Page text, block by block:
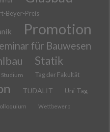
Beyer-Preis
Promotion
für Bauwesen
Statik
Studium Tag der Fakultät
TUDALIT Uni-Tag
Wettbewerb